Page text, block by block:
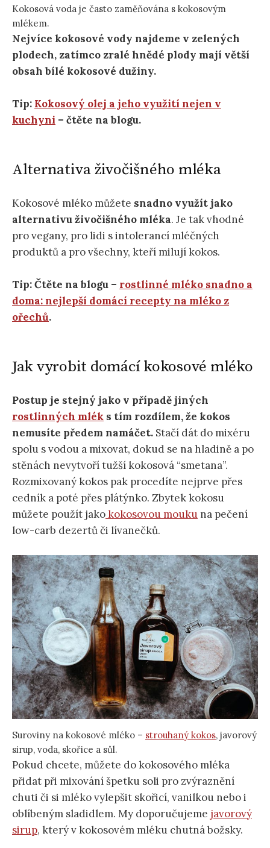
Kokosová voda je často zaměňována s kokosovým
mlékem.
Nejvíce kokosové vody najdeme v zelených
plodech, zatímco zralé hnědé plody mají větší
obsah bílé kokosové dužiny.
Tip: Kokosový olej a jeho využití nejen v
kuchyni – čtěte na blogu.
Alternativa živočišného mléka
Kokosové mléko můžete snadno využít jako
alternativu živočišného mléka. Je tak vhodné
pro vegany, pro lidi s intolerancí mléčných
produktů a pro všechny, kteří milují kokos.
Tip: Čtěte na blogu – rostlinné mléko snadno a
doma: nejlepší domácí recepty na mléko z
ořechů.
Jak vyrobit domácí kokosové mléko
Postup je stejný jako v případě jiných
rostlinných mlék s tím rozdílem, že kokos
nemusíte předem namáčet. Stačí dát do mixéru
spolu s vodou a mixovat, dokud se na hladině a po
stěnách nevytvoří tužší kokosová “smetana”.
Rozmixovaný kokos pak procedíte nejprve přes
cedník a poté přes plátýnko. Zbytek kokosu
můžete použít jakokokosovou mouku na pečení
low-carb dezertů či lívanečků.
Suroviny na kokosové mléko – strouhaný kokos, javorový
sirup, voda, skořice a sůl.
Pokud chcete, můžete do kokosového mléka
přidat při mixování špetku soli pro zvýraznění
chuti či si mléko vylepšit skořicí, vanilkou nebo i
oblíbeným sladidlem. My doporučujeme javorový
sirup, který v kokosovém mléku chutná božsky.